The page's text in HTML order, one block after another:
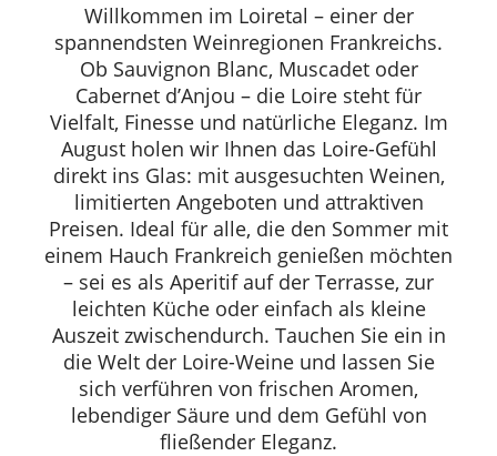
Willkommen im Loiretal – einer der
spannendsten Weinregionen Frankreichs.
Ob Sauvignon Blanc, Muscadet oder
Cabernet d’Anjou – die Loire steht für
Vielfalt, Finesse und natürliche Eleganz. Im
August holen wir Ihnen das Loire-Gefühl
direkt ins Glas: mit ausgesuchten Weinen,
limitierten Angeboten und attraktiven
Preisen. Ideal für alle, die den Sommer mit
einem Hauch Frankreich genießen möchten
– sei es als Aperitif auf der Terrasse, zur
leichten Küche oder einfach als kleine
Auszeit zwischendurch. Tauchen Sie ein in
die Welt der Loire-Weine und lassen Sie
sich verführen von frischen Aromen,
lebendiger Säure und dem Gefühl von
fließender Eleganz.